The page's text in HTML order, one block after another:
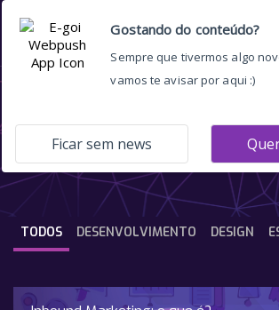
user
DESENVOLVIMENTO DESIGN
TODOS